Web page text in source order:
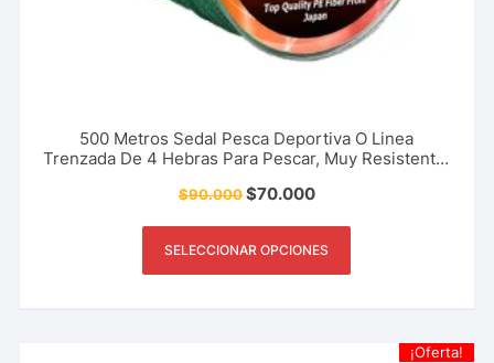
500 Metros Sedal Pesca Deportiva O Linea
Trenzada De 4 Hebras Para Pescar, Muy Resistente.
$90.000$70.000
SELECCIONAR OPCIONES
¡Oferta!